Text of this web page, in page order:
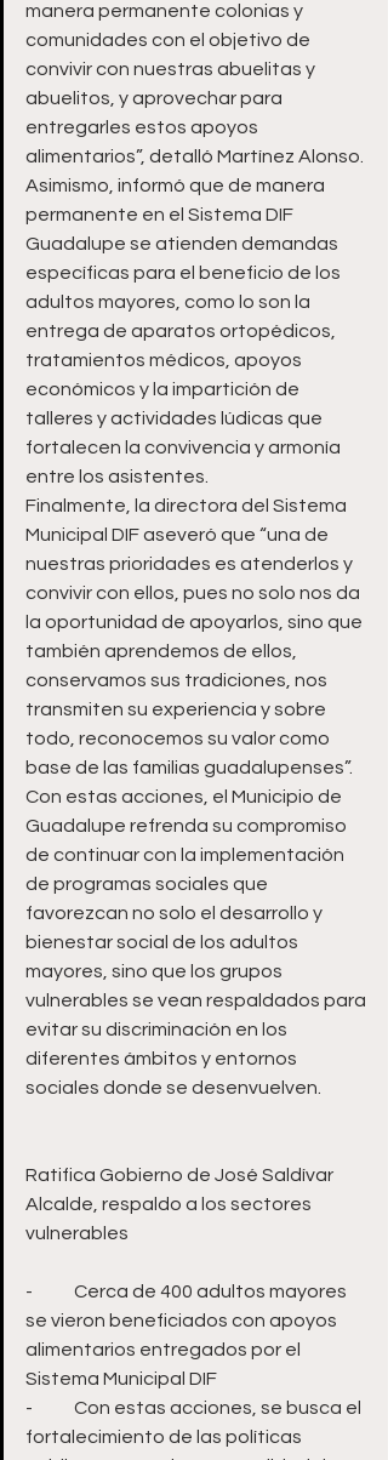
manera permanente colonias y
comunidades con el objetivo de
convivir con nuestras abuelitas y
abuelitos, y aprovechar para
entregarles estos apoyos
alimentarios”, detalló Martínez Alonso.
Asimismo, informó que de manera
permanente en el Sistema DIF
Guadalupe se atienden demandas
específicas para el beneficio de los
adultos mayores, como lo son la
entrega de aparatos ortopédicos,
tratamientos médicos, apoyos
económicos y la impartición de
talleres y actividades lúdicas que
fortalecen la convivencia y armonía
entre los asistentes.
Finalmente, la directora del Sistema
Municipal DIF aseveró que “una de
nuestras prioridades es atenderlos y
convivir con ellos, pues no solo nos da
la oportunidad de apoyarlos, sino que
también aprendemos de ellos,
conservamos sus tradiciones, nos
transmiten su experiencia y sobre
todo, reconocemos su valor como
base de las familias guadalupenses”.
Con estas acciones, el Municipio de
Guadalupe refrenda su compromiso
de continuar con la implementación
de programas sociales que
favorezcan no solo el desarrollo y
bienestar social de los adultos
mayores, sino que los grupos
vulnerables se vean respaldados para
evitar su discriminación en los
diferentes ámbitos y entornos
sociales donde se desenvuelven.
Ratifica Gobierno de José Saldívar
Alcalde, respaldo a los sectores
vulnerables
-	Cerca de 400 adultos mayores
se vieron beneficiados con apoyos
alimentarios entregados por el
Sistema Municipal DIF
-	Con estas acciones, se busca el
fortalecimiento de las políticas